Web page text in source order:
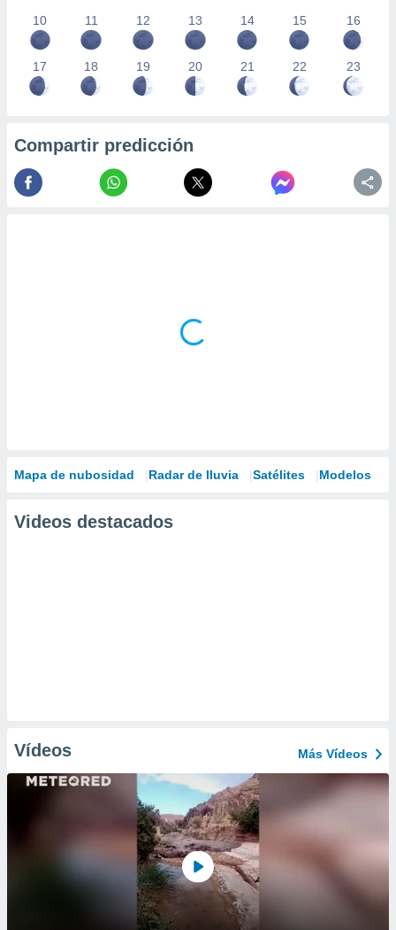
10
11 12 13 14 15 16
17 18 19 20 21 22 23
Compartir predicción
Mapa de nubosidad Radar de lluvia Satélites Modelos
Videos destacados
Vídeos Más Vídeos